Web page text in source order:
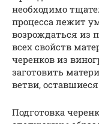
необходимо
процесса лежит
возрождаться из
всех свойств
черенков из
заготовить
ветви,
Подготовка